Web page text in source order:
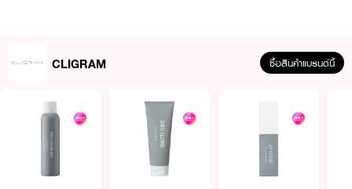
CLIGRAM ซื้อสินค้าแบรนด์นี้